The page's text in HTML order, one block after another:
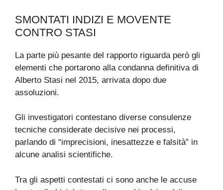
SMONTATI INDIZI E MOVENTE
CONTRO STASI
La parte più pesante del rapporto riguarda però gli
elementi che portarono alla condanna definitiva di
Alberto Stasi nel 2015, arrivata dopo due
assoluzioni.
Gli investigatori contestano diverse consulenze
tecniche considerate decisive nei processi,
parlando di “imprecisioni, inesattezze e falsità” in
alcune analisi scientifiche.
Tra gli aspetti contestati ci sono anche le accuse